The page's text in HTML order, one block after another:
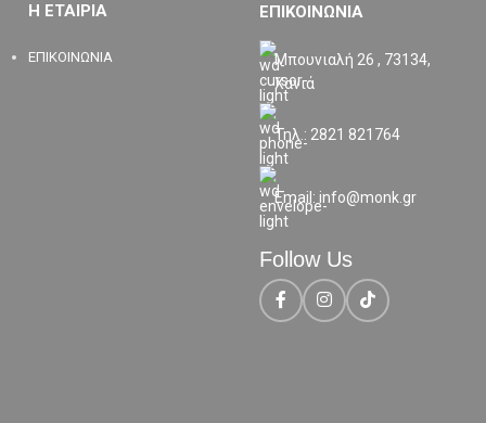
Η ΕΤΑΙΡΙΑ
ΕΠΙΚΟΙΝΩΝΙΑ
ΕΠΙΚΟΙΝΩΝΙΑ
Μπουνιαλή 26 , 73134,
Χανιά
Τηλ.: 2821 821764
Email: info@monk.gr
Follow Us